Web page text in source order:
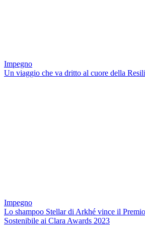
Impegno
Un viaggio che va dritto al cuore della
Impegno
Lo shampoo Stellar di Arkhé vince il
Sostenibile ai Clara Awards 2023